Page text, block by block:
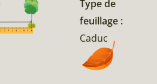
Type de
feuillage :
Caduc